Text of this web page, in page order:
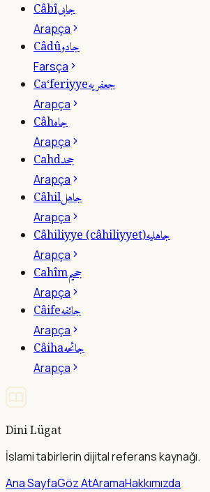
Câbîجابى
Arapça
Câdûجادو
Farsça
Ca‘feriyyeجعفريه
Arapça
Câhجاه
Arapça
Cahdجحد
Arapça
Câhilجاهل
Arapça
Câhiliyye (câhiliyyet)جاهليه
Arapça
Cahîmجحيم
Arapça
Câifeجائفه
Arapça
Câihaجائحه
Arapça
Dini Lügat
İslami tabirlerin dijital referans kaynağı.
Ana SayfaGöz AtAramaHakkımızda